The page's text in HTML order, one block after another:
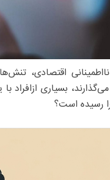
اقتصادی،
بسیاری
رسیده است؟